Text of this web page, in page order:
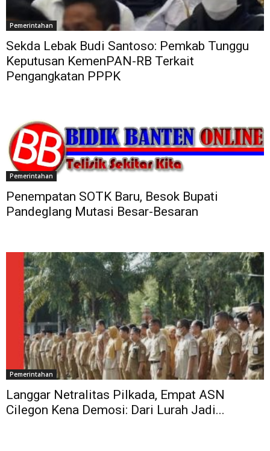
Pemerintahan
Sekda Lebak Budi Santoso: Pemkab Tunggu
Keputusan KemenPAN-RB Terkait
Pengangkatan PPPK
Pemerintahan
Penempatan SOTK Baru, Besok Bupati
Pandeglang Mutasi Besar-Besaran
Pemerintahan
Langgar Netralitas Pilkada, Empat ASN
Cilegon Kena Demosi: Dari Lurah Jadi...